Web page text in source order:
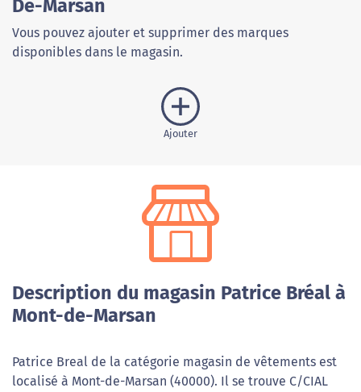
De-Marsan
Vous pouvez ajouter et supprimer des marques
disponibles dans le magasin.
Ajouter
Description du magasin Patrice Bréal à
Mont-de-Marsan
Patrice Breal de la catégorie magasin de vêtements est
localisé à Mont-de-Marsan (40000). Il se trouve C/CIAL